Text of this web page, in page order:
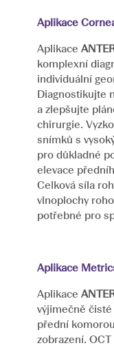
Aplikace
Aplikace
komplexní
individuální
Diagnostikujte
a zlepšujte
chirurgie.
snímků s
pro důkladné
elevace
Celková síla
vlnoplochy
potřebné pro
Aplikace
Aplikace
výjimečně čisté
přední
zobrazení.